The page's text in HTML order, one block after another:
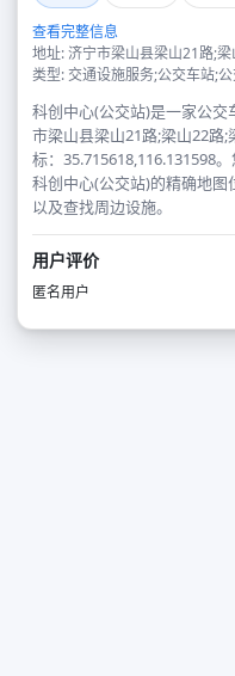
查看完整信息
地址: 济宁市梁山县梁山21路;
类型: 交通设施服务;公交车站;
科创中心(公交站)是一家公交
市梁山县梁山21路;梁山22路;
标：35.715618,116.131598
科创中心(公交站)的精确地图
以及查找周边设施。
用户评价
匿名用户